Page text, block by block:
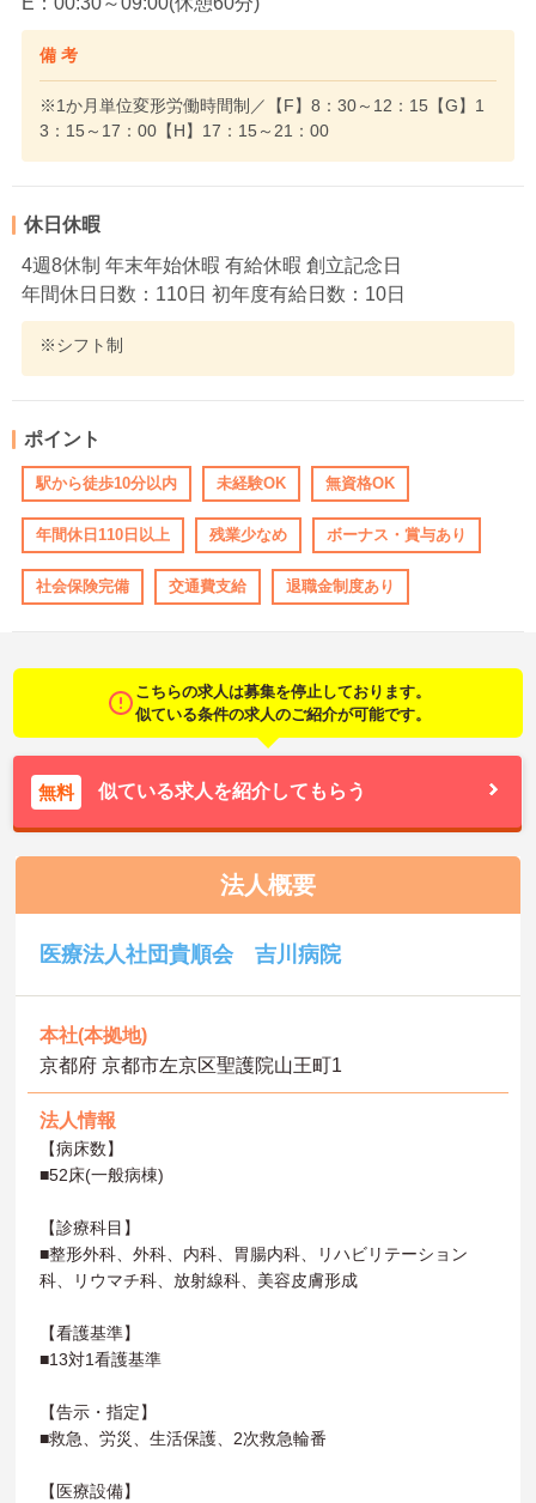
備 考
※1か月単位変形労働時間制／【F】8：30～12：15【G】1
3：15～17：00【H】17：15～21：00
休日休暇
4週8休制 年末年始休暇 有給休暇 創立記念日
年間休日日数：110日 初年度有給日数：10日
※シフト制
ポイント
駅から徒歩10分以内 未経験OK 無資格OK
年間休日110日以上 残業少なめ ボーナス・賞与あり
社会保険完備 交通費支給 退職金制度あり
こちらの求人は募集を停止しております。
似ている条件の求人のご紹介が可能です。
無料 似ている求人を紹介してもらう
法人概要
医療法人社団貴順会 吉川病院
本社(本拠地)
京都府 京都市左京区聖護院山王町1
法人情報
【病床数】
■52床(一般病棟)
【診療科目】
■整形外科、外科、内科、胃腸内科、リハビリテーション
科、リウマチ科、放射線科、美容皮膚形成
【看護基準】
■13対1看護基準
【告示・指定】
■救急、労災、生活保護、2次救急輪番
【医療設備】